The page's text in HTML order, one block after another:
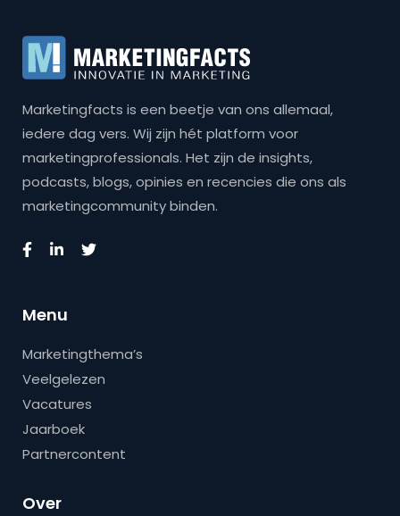
Marketingfacts is een beetje van ons allemaal,
iedere dag vers. Wij zijn hét platform voor
marketingprofessionals. Het zijn de insights,
podcasts, blogs, opinies en recencies die ons als
marketingcommunity binden.
Menu
Marketingthema’s
Veelgelezen
Vacatures
Jaarboek
Partnercontent
Over